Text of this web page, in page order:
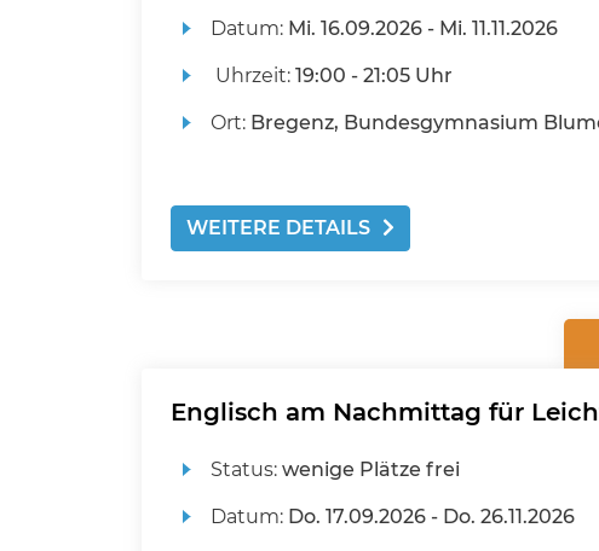
Datum: Mi. 16.09.2026 - Mi. 11.11.2026
Uhrzeit: 19:00 - 21:05 Uhr
Ort: Bregenz, Bundesgymnasium
WEITERE DETAILS
Englisch am Nachmittag für
Status: wenige Plätze frei
Datum: Do. 17.09.2026 - Do. 26.11.2026